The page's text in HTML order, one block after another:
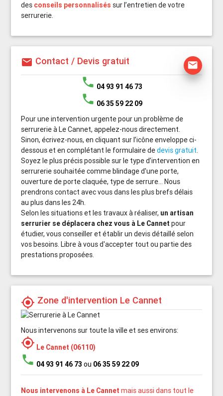
des conseils personnalisés sur l’entretien de votre
serrurerie.
mail Contact / Devis gratuit mail
phone 04 93 91 46 73
phone 06 35 59 22 09
Pour une intervention urgente pour un problème de
serrurerie à Le Cannet, appelez-nous directement.
Sinon, écrivez-nous, en cliquant sur l’icône enveloppe ci-
dessous et en complétant le formulaire dedevis gratuit.
Soyez le plus précis possible sur le type d’intervention en
serrurerie souhaitée comme blindage d'une porte,
ouverture de porte claquée, type de serrure... Nous
prendrons contact avec vous dans les plus brefs délais
au plus dans les 24h.
Selon les situations et les travaux à réaliser, un artisan
serrurier se déplacera chez vous à Le Cannet pour
étudier, vous conseiller et établir un devis détaillé selon
vos besoins. Libre à vous d'accepter tout ou partie des
prestations proposées.
my_location Zone d'intervention Le Cannet
Nous intervenons sur toute la ville et ses environs:
my_location Le Cannet (06110)
phone 04 93 91 46 73 ou 06 35 59 22 09
Nous intervenons à Le Cannet mais aussi dans tout le